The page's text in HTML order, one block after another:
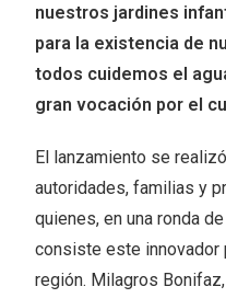
nuestros jardines
para la existencia de
todos cuidemos el
gran vocación por el
El lanzamiento se
autoridades, familias y
quienes, en una ronda
consiste este innovador
región. Milagros